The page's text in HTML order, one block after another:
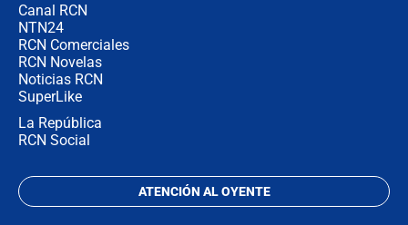
Canal RCN
NTN24
RCN Comerciales
RCN Novelas
Noticias RCN
SuperLike
La República
RCN Social
ATENCIÓN AL OYENTE